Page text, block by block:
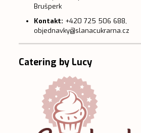
Brušperk
Kontakt: +420 725 506 688,
objednavky@slanacukrarna.cz
Catering by Lucy